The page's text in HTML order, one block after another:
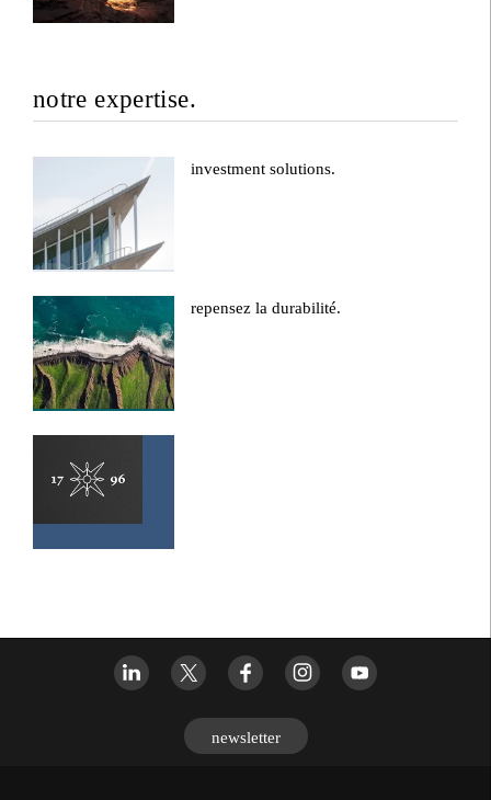
notre expertise.
investment solutions.
repensez la durabilité.
newsletter